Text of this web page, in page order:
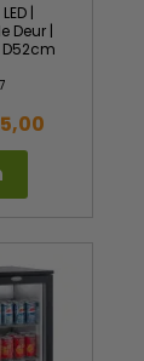
|
Deur |
D52cm